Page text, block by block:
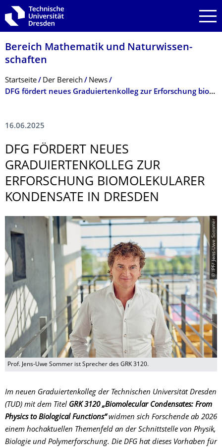
Zur Hauptnavigation springen
Zur Suche springen
Zum Inhalt springen
Bereich Mathematik und Natur­wissen­
schaften
Breadcrumb-Menü
Startseite Der­ ­­­Bereich
News
DFG fördert neues Graduiertenkolleg zur Erforschung biomolekularer Kondensate in Dresden
16.06.2025
DFG FÖRDERT NEUES
GRADUIERTENKOL­LEG ZUR
ERFORSCHUNG BIOMOLEKULARER
KONDENSATE IN DRESDEN
© IPF/ Jens-Uwe Sommer
Prof. Jens-Uwe Sommer ist Sprecher des GRK 3120.
Im neuen Graduiertenkolleg der Technischen Universität Dresden
(TUD) mit dem Titel GRK 3120 „Biomolecular Condensates: From
Physics to Biological Functions“widmen sich Forschende ab 2026
einem hochaktuellen Themenfeld an der Schnittstelle von Physik,
Biologie und Polymerforschung. Die DFG hat dieses Vorhaben für